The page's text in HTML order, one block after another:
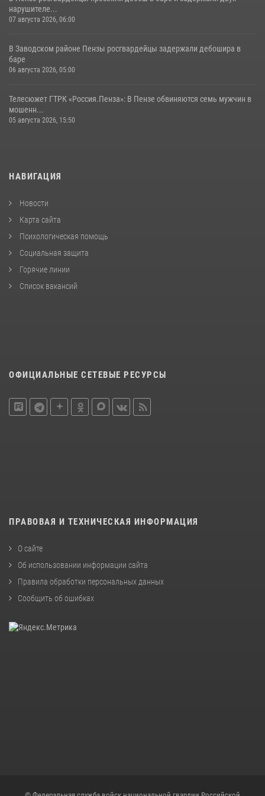
нарушителе...
07 августа 2026, 06:00
В Заводском районе Пензы росгвардейцы задержали дебошира в
баре
06 августа 2026, 05:00
Телесюжет ГТРК «Россия.Пенза»: В Пензе обвиняются семь мужчин в
мошенн...
05 августа 2026, 15:50
НАВИГАЦИЯ
Новости
Карта сайта
Психологическая помощь
Социальная защита
Горячие линии
Список вакансий
ОФИЦИАЛЬНЫЕ СЕТЕВЫЕ РЕСУРСЫ
ПРАВОВАЯ И ТЕХНИЧЕСКАЯ ИНФОРМАЦИЯ
О сайте
Об использовании информации сайта
Правила обработки персональных данных
Сообщить об ошибках